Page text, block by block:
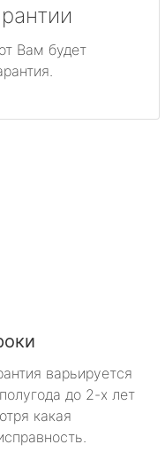
Вам будет
варьируется
до 2-х лет
какая